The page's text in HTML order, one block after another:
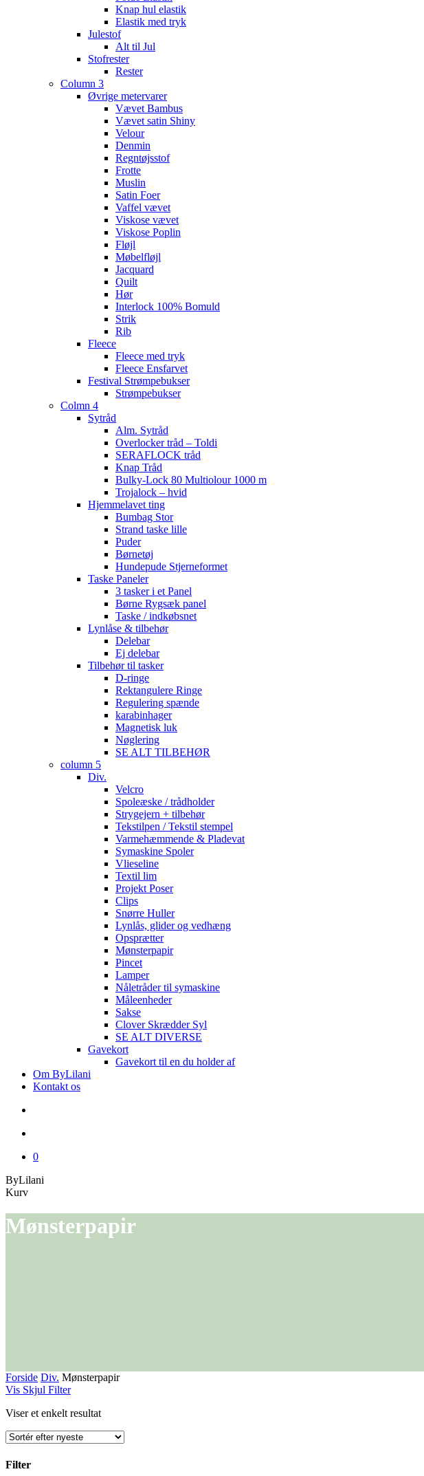
Knap hul elastik
Elastik med tryk
Julestof
Alt til Jul
Stofrester
Rester
Column 3
Øvrige metervarer
Vævet Bambus
Vævet satin Shiny
Velour
Denmin
Regntøjsstof
Frotte
Muslin
Satin Foer
Vaffel vævet
Viskose vævet
Viskose Poplin
Fløjl
Møbelfløjl
Jacquard
Quilt
Hør
Interlock 100% Bomuld
Strik
Rib
Fleece
Fleece med tryk
Fleece Ensfarvet
Festival Strømpebukser
Strømpebukser
Colmn 4
Sytråd
Alm. Sytråd
Overlocker tråd – Toldi
SERAFLOCK tråd
Knap Tråd
Bulky-Lock 80 Multiolour 1000 m
Trojalock – hvid
Hjemmelavet ting
Bumbag Stor
Strand taske lille
Puder
Børnetøj
Hundepude Stjerneformet
Taske Paneler
3 tasker i et Panel
Børne Rygsæk panel
Taske / indkøbsnet
Lynlåse & tilbehør
Delebar
Ej delebar
Tilbehør til tasker
D-ringe
Rektangulere Ringe
Regulering spænde
karabinhager
Magnetisk luk
Nøglering
SE ALT TILBEHØR
column 5
Div.
Velcro
Spoleæske / trådholder
Strygejern + tilbehør
Tekstilpen / Tekstil stempel
Varmehæmmende & Pladevat
Symaskine Spoler
Vlieseline
Textil lim
Projekt Poser
Clips
Snørre Huller
Lynlås, glider og vedhæng
Opsprætter
Mønsterpapir
Pincet
Lamper
Nåletråder til symaskine
Måleenheder
Sakse
Clover Skrædder Syl
SE ALT DIVERSE
Gavekort
Gavekort til en du holder af
Om ByLilani
Kontakt os
0
ByLilani
KurvClose
Mønsterpapir
Forside Div. Mønsterpapir
Vis Skjul Filter
Viser et enkelt resultat
Filter